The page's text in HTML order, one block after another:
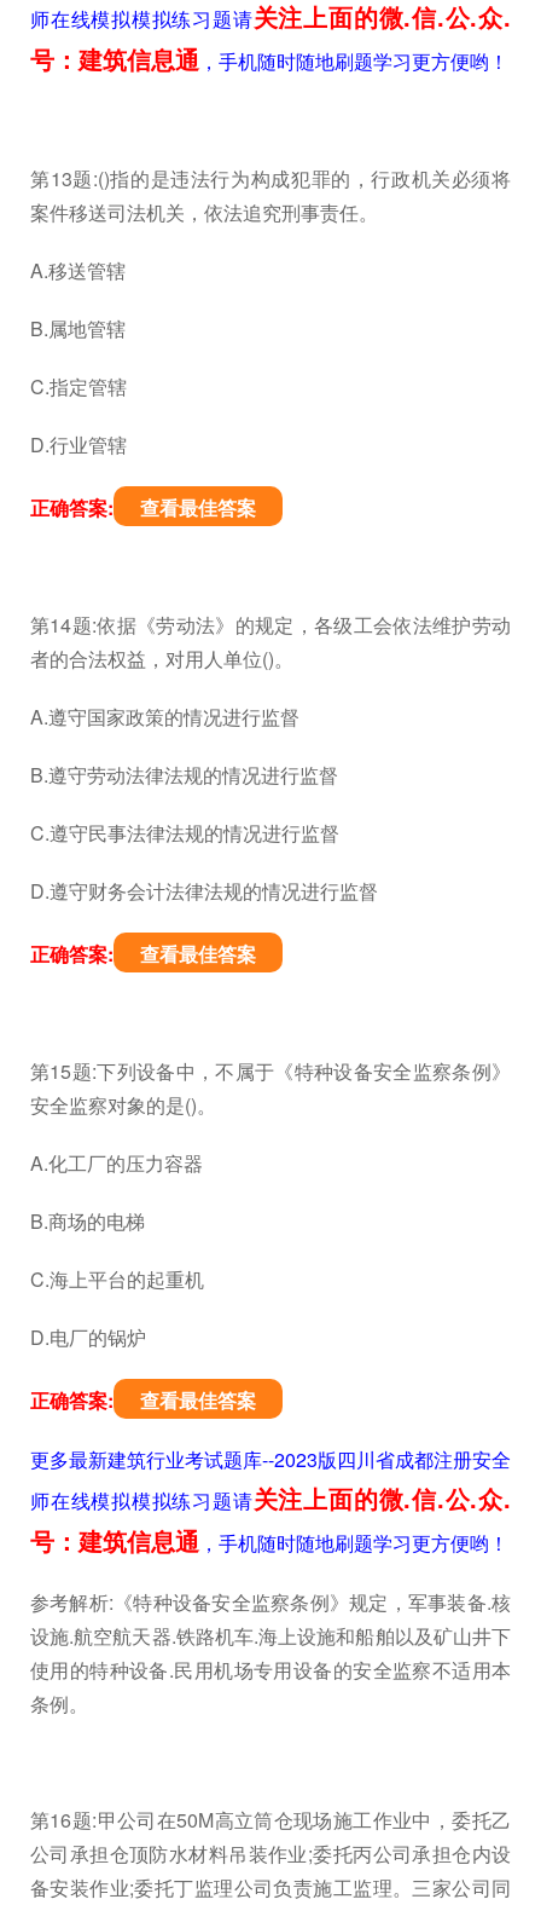
师在线模拟模拟练习题请关注上面的微.信.公.众.
号：建筑信息通，手机随时随地刷题学习更方便哟！
第13题:()指的是违法行为构成犯罪的，行政机关必须将
案件移送司法机关，依法追究刑事责任。
A.移送管辖
B.属地管辖
C.指定管辖
D.行业管辖
正确答案: 查看最佳答案
第14题:依据《劳动法》的规定，各级工会依法维护劳动
者的合法权益，对用人单位()。
A.遵守国家政策的情况进行监督
B.遵守劳动法律法规的情况进行监督
C.遵守民事法律法规的情况进行监督
D.遵守财务会计法律法规的情况进行监督
正确答案: 查看最佳答案
第15题:下列设备中，不属于《特种设备安全监察条例》
安全监察对象的是()。
A.化工厂的压力容器
B.商场的电梯
C.海上平台的起重机
D.电厂的锅炉
正确答案: 查看最佳答案
更多最新建筑行业考试题库--2023版四川省成都注册安全
师在线模拟模拟练习题请关注上面的微.信.公.众.
号：建筑信息通，手机随时随地刷题学习更方便哟！
参考解析:《特种设备安全监察条例》规定，军事装备.核
设施.航空航天器.铁路机车.海上设施和船舶以及矿山井下
使用的特种设备.民用机场专用设备的安全监察不适用本
条例。
第16题:甲公司在50M高立筒仓现场施工作业中，委托乙
公司承担仓顶防水材料吊装作业;委托丙公司承担仓内设
备安装作业;委托丁监理公司负责施工监理。三家公司同